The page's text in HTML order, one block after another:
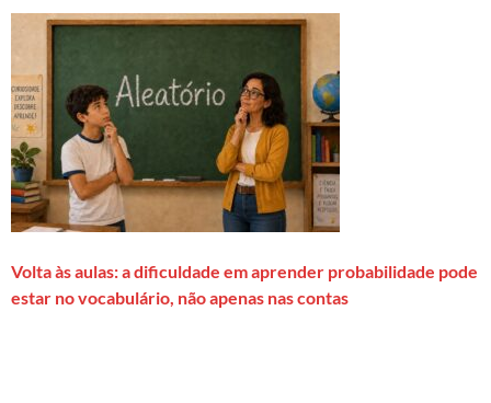
Volta às aulas: a dificuldade em aprender probabilidade pode
estar no vocabulário, não apenas nas contas